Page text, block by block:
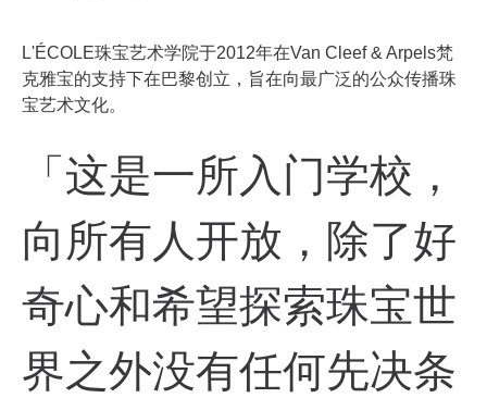
L'ÉCOLE珠宝艺术学院于2012年在Van Cleef & Arpels梵
克雅宝的支持下在巴黎创立，旨在向最广泛的公众传播珠
宝艺术文化。
「这是一所入门学校，
向所有人开放，除了好
奇心和希望探索珠宝世
界之外没有任何先决条